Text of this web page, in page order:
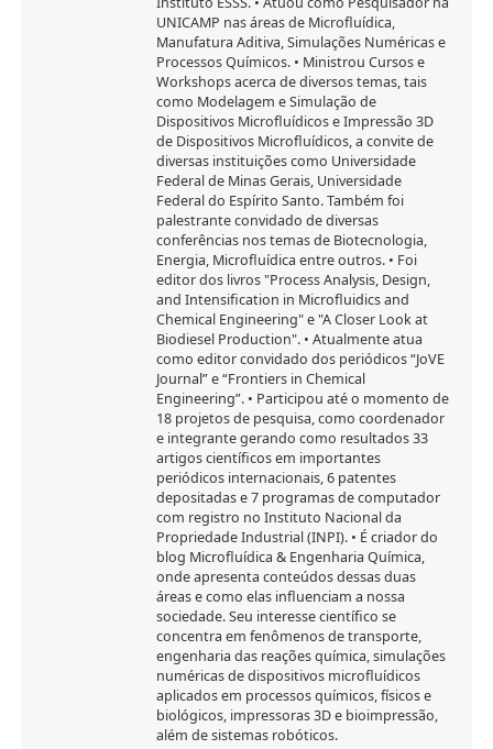
UNICAMP nas áreas de Microfluídica,
Manufatura Aditiva, Simulações Numéricas e
Processos Químicos. • Ministrou Cursos e
Workshops acerca de diversos temas, tais
como Modelagem e Simulação de
Dispositivos Microfluídicos e Impressão 3D
de Dispositivos Microfluídicos, a convite de
diversas instituições como Universidade
Federal de Minas Gerais, Universidade
Federal do Espírito Santo. Também foi
palestrante convidado de diversas
conferências nos temas de Biotecnologia,
Energia, Microfluídica entre outros. • Foi
editor dos livros "Process Analysis, Design,
and Intensification in Microfluidics and
Chemical Engineering" e "A Closer Look at
Biodiesel Production". • Atualmente atua
como editor convidado dos periódicos “JoVE
Journal” e “Frontiers in Chemical
Engineering”. • Participou até o momento de
18 projetos de pesquisa, como coordenador
e integrante gerando como resultados 33
artigos científicos em importantes
periódicos internacionais, 6 patentes
depositadas e 7 programas de computador
com registro no Instituto Nacional da
Propriedade Industrial (INPI). • É criador do
blog Microfluídica & Engenharia Química,
onde apresenta conteúdos dessas duas
áreas e como elas influenciam a nossa
sociedade. Seu interesse científico se
concentra em fenômenos de transporte,
engenharia das reações química, simulações
numéricas de dispositivos microfluídicos
aplicados em processos químicos, físicos e
biológicos, impressoras 3D e bioimpressão,
além de sistemas robóticos.